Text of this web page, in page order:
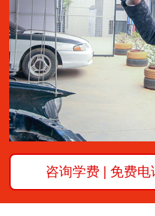
咨询学费 | 免费